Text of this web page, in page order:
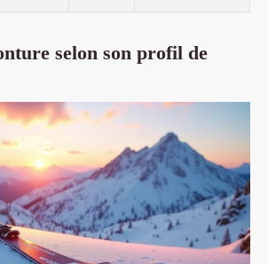
selon son profil de